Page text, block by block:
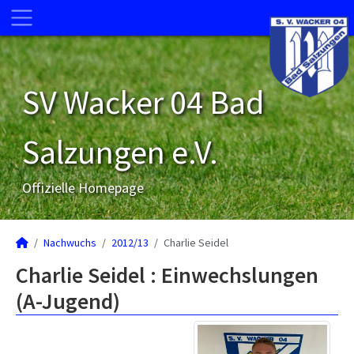
SV Wacker 04 Bad
Salzungen e.V.
Offizielle Homepage
Nachwuchs 2012/13 Charlie Seidel
Charlie Seidel : Einwechslungen
(A-Jugend)